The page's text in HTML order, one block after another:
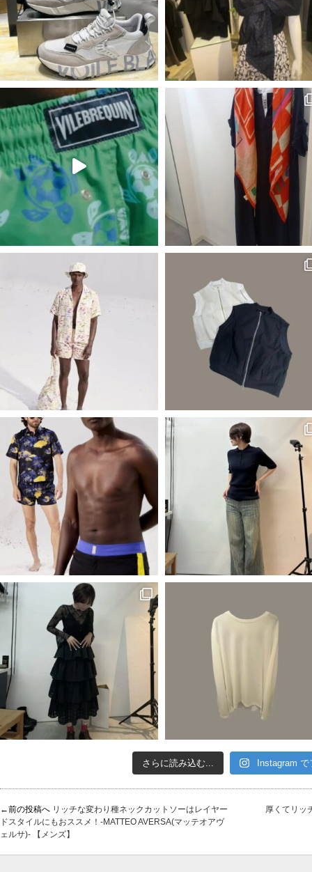
さらに読み込む... Instagram
←前の投稿へ リッチな変わり種ネックカットソーはレイヤー
ドスタイルにもおススメ！-MATTEO AVERSA(マッテオアヴ
ェルサ)- 【メンズ】
厚くてリッ